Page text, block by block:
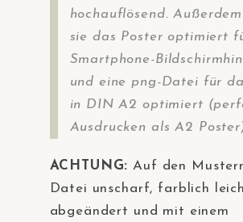
hochauflösend.
sie das Poster optimiert
Smartphone-
und eine png-Datei für
in DIN A2 optimiert
Ausdrucken als A2
ACHTUNG: Auf den
Datei unscharf, farblich
abgeändert und mit einem